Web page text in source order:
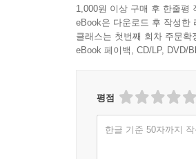
1,000원 이상 구매 후 한줄평
eBook은 다운로드 후 작성한
클래스는 첫번째 회차 주문
eBook 페이백, CD/LP, DVD/
평점
한글 기준 50자까지